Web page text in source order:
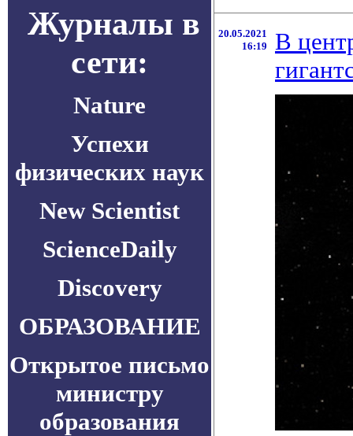
Журналы в
сети:
Nature
Успехи
физических наук
New Scientist
ScienceDaily
Discovery
ОБРАЗОВАНИЕ
Открытое письмо
министру
образования
20.05.2021
16:19
В